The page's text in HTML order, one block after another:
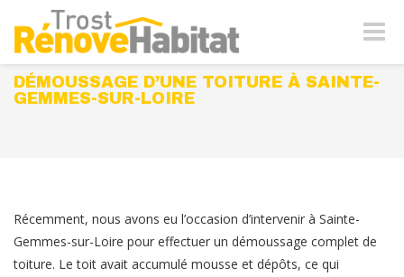
-
DÉMOUSSAGE D’UNE TOITURE À SAINTE-
GEMMES-SUR-LOIRE
Récemment, nous avons eu l’occasion d’intervenir à Sainte-
Gemmes-sur-Loire pour effectuer un démoussage complet de
toiture. Le toit avait accumulé mousse et dépôts, ce qui